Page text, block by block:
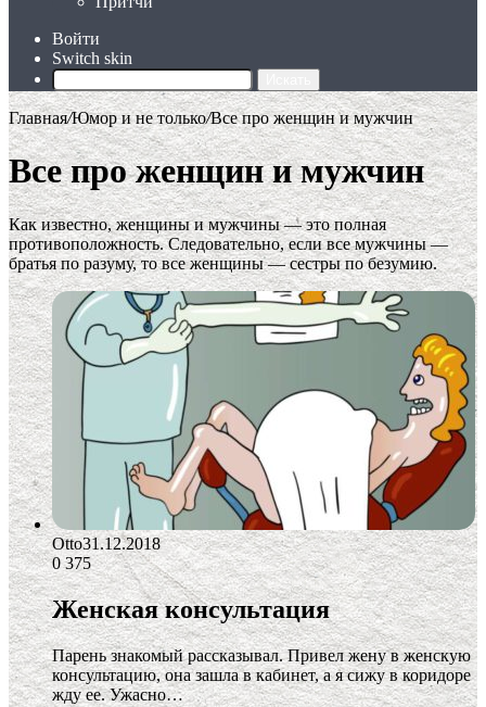
Войти
Switch skin
Главная/Юмор и не только/Все про женщин и мужчин
Все про женщин и мужчин
Как известно, женщины и мужчины — это полная
противоположность. Следовательно, если все мужчины —
братья по разуму, то все женщины — сестры по безумию.
Otto31.12.2018
0375
Женская консультация
Парень знакомый рассказывал. Привел жену в женскую
консультацию, она зашла в кабинет, а я сижу в коридоре
жду ее. Ужасно…